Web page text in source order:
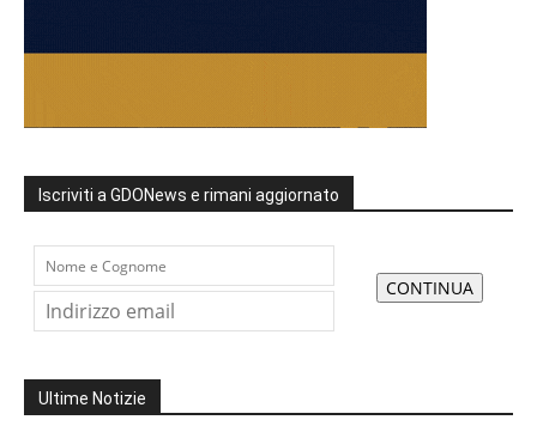
Iscriviti a GDONews e rimani aggiornato
Ultime Notizie